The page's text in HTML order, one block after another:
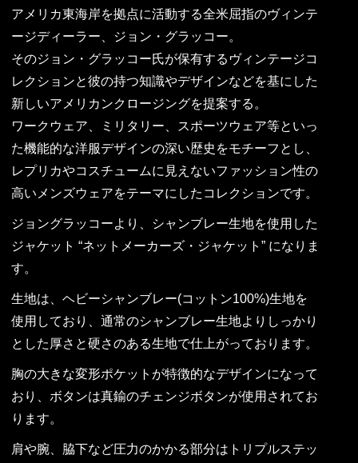
アメリカ東海岸を拠点に活動する全米屈指のヴィンテ
ージディーラー、ジョン・グラッコー。
そのジョン・グラッコー氏が保有するヴィンテージコ
レクションと彼の持つ知識やデザインなどを基にした
新しいアメリカンクロージングを提案する。
ワークウェア、ミリタリー、スポーツウェア等といっ
た機能的な洋服デザインの深い歴史をモチーフとし、
レプリカやコスチュームに見えないファッション性の
高いメンズウェアをテーマにしたコレクションです。
ジョングラッコーより、シャンブレー生地を使用した
ジャケット “ネットメーカーズ・ジャケット” になりま
す。
生地は、ヘビーシャンブレー(コットン100%)生地を
使用しており、通常のシャンブレー生地よりしっかり
とした厚さと硬さのある生地で仕上がっております。
胸の大きな変形ポケットが特徴的なデザインになって
おり、ボタンは真鍮のチェンジボタンが使用されてお
ります。
肩や腕、脇下など圧力のかかる部分はトリプルステッ